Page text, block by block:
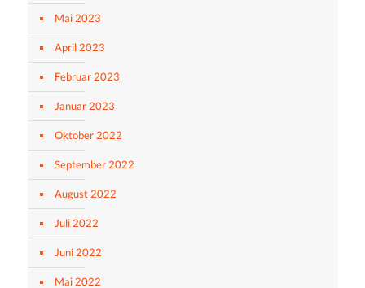
Mai 2023
April 2023
Februar 2023
Januar 2023
Oktober 2022
September 2022
August 2022
Juli 2022
Juni 2022
Mai 2022